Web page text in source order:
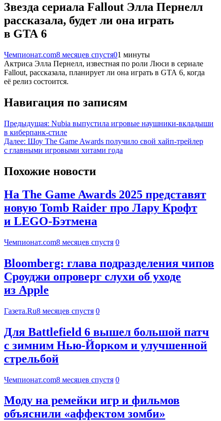
Звезда сериала Fallout Элла Пернелл
рассказала, будет ли она играть
в GTA 6
Чемпионат.com8 месяцев спустя01 минуты
Актриса Элла Пернелл, известная по роли Люси в сериале
Fallout, рассказала, планирует ли она играть в GTA 6, когда
её релиз состоится.
Навигация по записям
Предыдущая: Nubia выпустила игровые наушники-вкладыши
в киберпанк-стиле
Далее: Шоу The Game Awards получило свой хайп-трейлер
с главными игровыми хитами года
Похожие новости
На The Game Awards 2025 представят
новую Tomb Raider про Лару Крофт
и LEGO-Бэтмена
Чемпионат.com8 месяцев спустя 0
Bloomberg: глава подразделения чипов
Сроуджи опроверг слухи об уходе
из Apple
Газета.Ru8 месяцев спустя 0
Для Battlefield 6 вышел большой патч
с зимним Нью-Йорком и улучшенной
стрельбой
Чемпионат.com8 месяцев спустя 0
Моду на ремейки игр и фильмов
объяснили «аффектом зомби»